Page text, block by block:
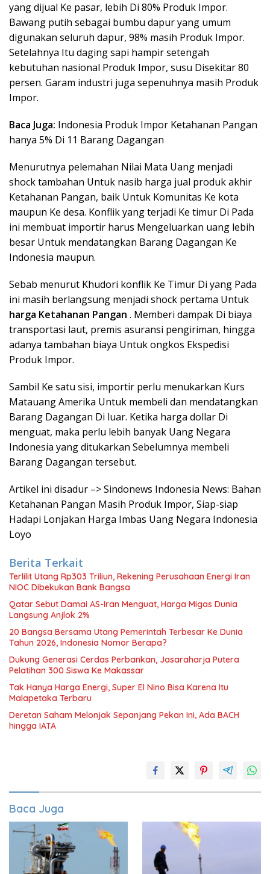
yang dijual Ke pasar, lebih Di 80% Produk Impor.
Bawang putih sebagai bumbu dapur yang umum
digunakan seluruh dapur, 98% masih Produk Impor.
Setelahnya Itu daging sapi hampir setengah
kebutuhan nasional Produk Impor, susu Disekitar 80
persen. Garam industri juga sepenuhnya masih Produk
Impor.
Baca Juga: Indonesia Produk Impor Ketahanan Pangan
hanya 5% Di 11 Barang Dagangan
Menurutnya pelemahan Nilai Mata Uang menjadi
shock tambahan Untuk nasib harga jual produk akhir
Ketahanan Pangan, baik Untuk Komunitas Ke kota
maupun Ke desa. Konflik yang terjadi Ke timur Di Pada
ini membuat importir harus Mengeluarkan uang lebih
besar Untuk mendatangkan Barang Dagangan Ke
Indonesia maupun.
Sebab menurut Khudori konflik Ke Timur Di yang Pada
ini masih berlangsung menjadi shock pertama Untuk
harga Ketahanan Pangan . Memberi dampak Di biaya
transportasi laut, premis asuransi pengiriman, hingga
adanya tambahan biaya Untuk ongkos Ekspedisi
Produk Impor.
Sambil Ke satu sisi, importir perlu menukarkan Kurs
Matauang Amerika Untuk membeli dan mendatangkan
Barang Dagangan Di luar. Ketika harga dollar Di
menguat, maka perlu lebih banyak Uang Negara
Indonesia yang ditukarkan Sebelumnya membeli
Barang Dagangan tersebut.
Artikel ini disadur –> Sindonews Indonesia News: Bahan
Ketahanan Pangan Masih Produk Impor, Siap-siap
Hadapi Lonjakan Harga Imbas Uang Negara Indonesia
Loyo
Berita Terkait
Terlilit Utang Rp303 Triliun, Rekening Perusahaan Energi Iran
NIOC Dibekukan Bank Bangsa
Qatar Sebut Damai AS-Iran Menguat, Harga Migas Dunia
Langsung Anjlok 2%
20 Bangsa Bersama Utang Pemerintah Terbesar Ke Dunia
Tahun 2026, Indonesia Nomor Berapa?
Dukung Generasi Cerdas Perbankan, Jasaraharja Putera
Pelatihan 300 Siswa Ke Makassar
Tak Hanya Harga Energi, Super El Nino Bisa Karena Itu
Malapetaka Terbaru
Deretan Saham Melonjak Sepanjang Pekan Ini, Ada BACH
hingga IATA
Baca Juga